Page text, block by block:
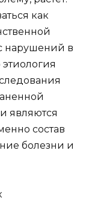
как
нарушений в
являются
состав
болезни и